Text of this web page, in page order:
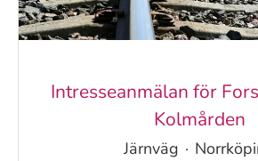
Intresseanmälan för
Kolmården
Järnväg ·